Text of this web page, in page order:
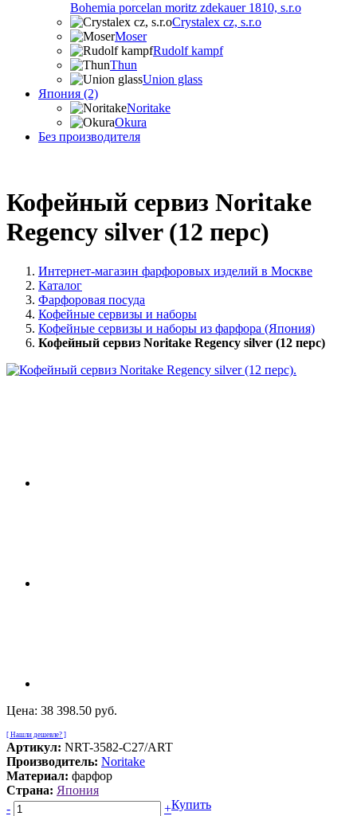
Bohemia porcelan moritz zdekauer 1810, s.r.o
Crystalex cz, s.r.o
Moser
Rudolf kampf
Thun
Union glass
Япония (2)
Noritake
Okura
Без производителя
Кофейный сервиз Noritake
Regency silver (12 перс)
Интернет-магазин фарфоровых изделий в Москве
Каталог
Фарфоровая посуда
Кофейные сервизы и наборы
Кофейные сервизы и наборы из фарфора (Япония)
Кофейный сервиз Noritake Regency silver (12 перс)
Цена: 38 398.50 руб.
[ Нашли дешевле? ]
Артикул: NRT-3582-C27/ART
Производитель: Noritake
Материал: фарфор
Страна: Япония
-
+Купить